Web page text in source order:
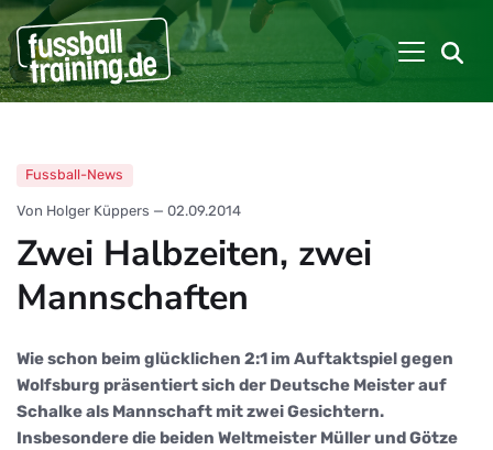
Fussball-News
Von Holger Küppers — 02.09.2014
Zwei Halbzeiten, zwei
Mannschaften
Wie schon beim glücklichen 2:1 im Auftaktspiel gegen
Wolfsburg präsentiert sich der Deutsche Meister auf
Schalke als Mannschaft mit zwei Gesichtern.
Insbesondere die beiden Weltmeister Müller und Götze